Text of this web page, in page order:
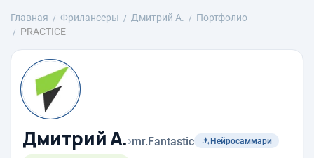
Главная Фрилансеры Дмитрий A.
Портфолио
PRACTICE
Дмитрий A.›mr.Fantastic Нейросаммари